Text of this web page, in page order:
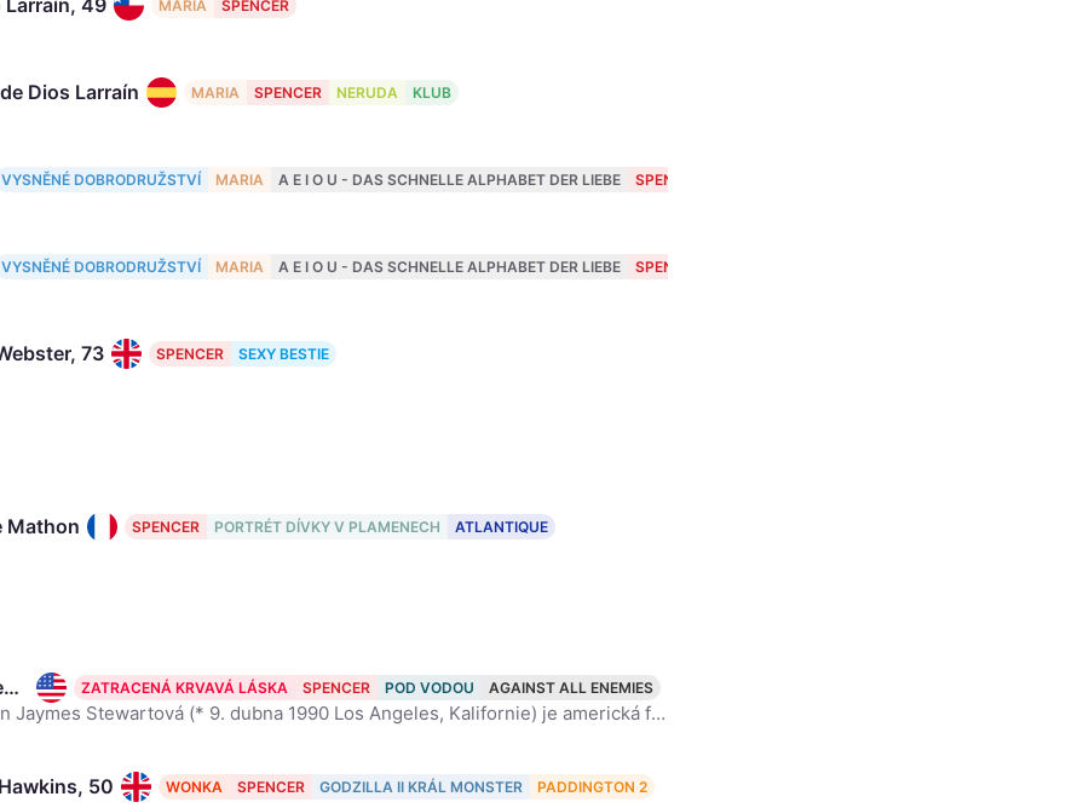
Larraín, 49 MARIA SPENCER
Dios Larraín MARIA SPENCER NERUDA KLUB
Dornbach, 48
VYSNĚNÉ DOBRODRUŽSTVÍ MARIA A E I O U - DAS SCHNELLE ALPHABET DER LIEBE SPENCER
Jackowski
VYSNĚNÉ DOBRODRUŽSTVÍ MARIA A E I O U - DAS SCHNELLE ALPHABET DER LIEBE SPENCER
73 SPENCER SEXY BESTIE
Mathon SPENCER PORTRÉT DÍVKY V PLAMENECH ATLANTIQUE
Kristen Stewart, 36 ZATRACENÁ KRVAVÁ LÁSKA SPENCER POD VODOU AGAINST ALL ENEMIES
Kristen Jaymes Stewartová (* 9. dubna 1990 Los Angeles, Kalifornie) je americká filmová a televizní herečka. Nejvíce se proslavila rolí Belly Swan ve filmové sérii Stmívání. Dále se objevila ve filmech
50 WONKA SPENCER GODZILLA II KRÁL MONSTER PADDINGTON 2